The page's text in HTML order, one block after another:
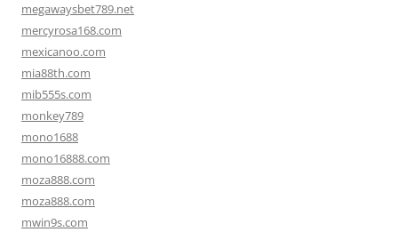
megawaysbet789.net
mercyrosa168.com
mexicanoo.com
mia88th.com
mib555s.com
monkey789
mono1688
mono16888.com
moza888.com
moza888.com
mwin9s.com